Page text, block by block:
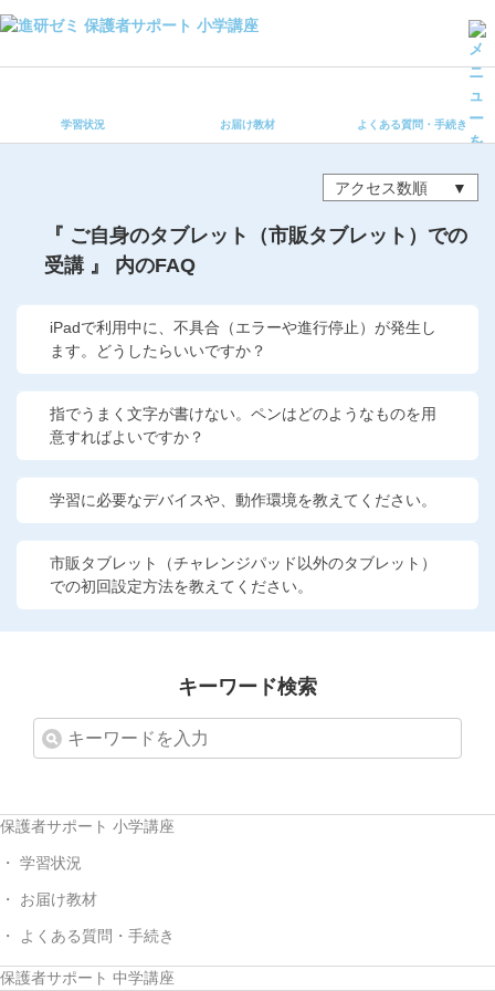
よくある質問・手続き
登録情報の変更・各種お手続き
会員ページへログイン
よくある質問・お問い合わせ
お問い合わせ窓口
こどもちゃれんじ
進研ゼミ 中学講座
学習状況 お届け教材 よくある質問・手続き
アクセス数順
『 ご自身のタブレット（市販タブレット）での
受講 』 内のFAQ
iPadで利用中に、不具合（エラーや進行停止）が発生し
ます。どうしたらいいですか？
指でうまく文字が書けない。ペンはどのようなものを用
意すればよいですか？
学習に必要なデバイスや、動作環境を教えてください。
市販タブレット（チャレンジパッド以外のタブレット）
での初回設定方法を教えてください。
キーワード検索
保護者サポート 小学講座
学習状況
お届け教材
よくある質問・手続き
保護者サポート 中学講座